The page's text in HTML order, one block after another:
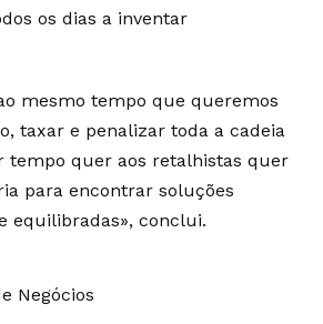
os dias a inventar
mesmo tempo que queremos
taxar e penalizar toda a cadeia
tempo quer aos retalhistas quer
para encontrar soluções
equilibradas», conclui.
Negócios